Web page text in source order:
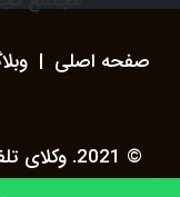
صفحه اصلی |
© 2021.